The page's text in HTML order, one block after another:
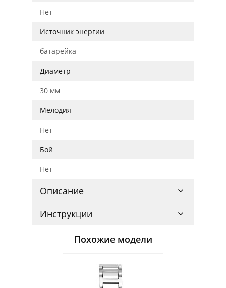
Нет
Источник энергии
батарейка
Диаметр
30 мм
Мелодия
Нет
Бой
Нет
Описание
Инструкции
Похожие модели